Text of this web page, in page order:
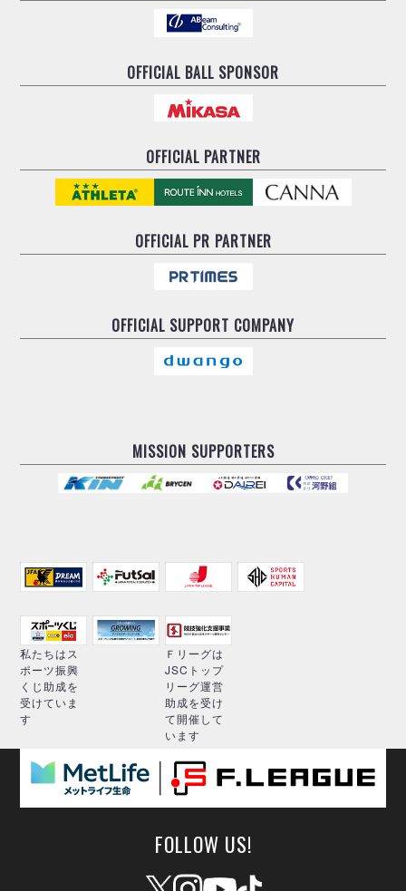
OFFICIAL BALL SPONSOR
OFFICIAL PARTNER
OFFICIALPR PARTNER
OFFICIAL SUPPORT COMPANY
MISSION SUPPORTERS
私たちはス
ポーツ振興
くじ助成を
受けていま
す
Ｆリーグは
JSCトップ
リーグ運営
助成を受け
て開催して
います
FOLLOW US!